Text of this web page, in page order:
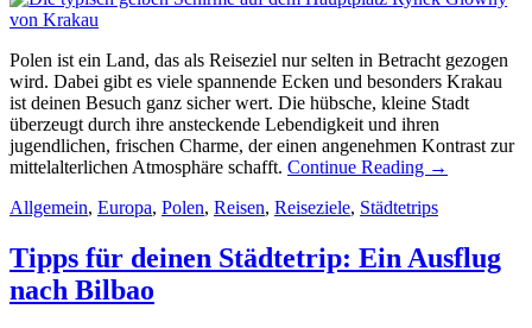
Polen ist ein Land, das als Reiseziel nur selten in Betracht gezogen
wird. Dabei gibt es viele spannende Ecken und besonders Krakau
ist deinen Besuch ganz sicher wert. Die hübsche, kleine Stadt
überzeugt durch ihre ansteckende Lebendigkeit und ihren
jugendlichen, frischen Charme, der einen angenehmen Kontrast zur
mittelalterlichen Atmosphäre schafft. Continue Reading →
Allgemein, Europa, Polen, Reisen, Reiseziele, Städtetrips
Tipps für deinen Städtetrip: Ein Ausflug
nach Bilbao